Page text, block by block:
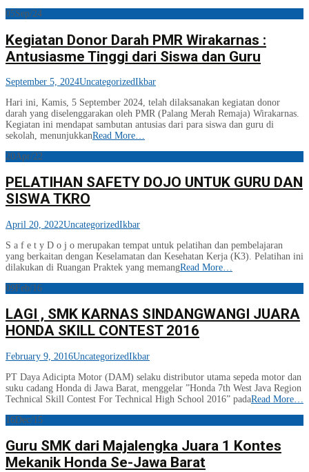
05Sep/24
Kegiatan Donor Darah PMR Wirakarnas :
Antusiasme Tinggi dari Siswa dan Guru
September 5, 2024UncategorizedIkbar
Hari ini, Kamis, 5 September 2024, telah dilaksanakan kegiatan donor
darah yang diselenggarakan oleh PMR (Palang Merah Remaja) Wirakarnas.
Kegiatan ini mendapat sambutan antusias dari para siswa dan guru di
sekolah, menunjukkanRead More…
20Apr/22
PELATIHAN SAFETY DOJO UNTUK GURU DAN
SISWA TKRO
April 20, 2022UncategorizedIkbar
S a f e t y D o j o merupakan tempat untuk pelatihan dan pembelajaran
yang berkaitan dengan Keselamatan dan Kesehatan Kerja (K3). Pelatihan ini
dilakukan di Ruangan Praktek yang memangRead More…
09 Feb/16
LAGI , SMK KARNAS SINDANGWANGI JUARA
HONDA SKILL CONTEST 2016
February 9, 2016UncategorizedIkbar
PT Daya Adicipta Motor (DAM) selaku distributor utama sepeda motor dan
suku cadang Honda di Jawa Barat, menggelar ”Honda 7th West Java Region
Technical Skill Contest For Technical High School 2016” padaRead More…
16Dec/15
Guru SMK dari Majalengka Juara 1 Kontes
Mekanik Honda Se-Jawa Barat